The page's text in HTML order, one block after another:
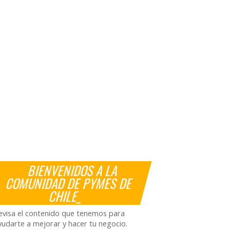
BIENVENIDOS A LA
COMUNIDAD DE PYMES DE
CHILE_
el contenido que tenemos para
a mejorar y hacer tu negocio.